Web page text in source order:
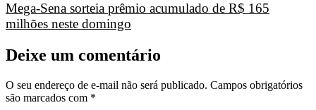
Mega-Sena sorteia prêmio acumulado de R$ 165
milhões neste domingo
Deixe um comentário
O seu endereço de e-mail não será publicado. Campos obrigatórios
são marcados com *